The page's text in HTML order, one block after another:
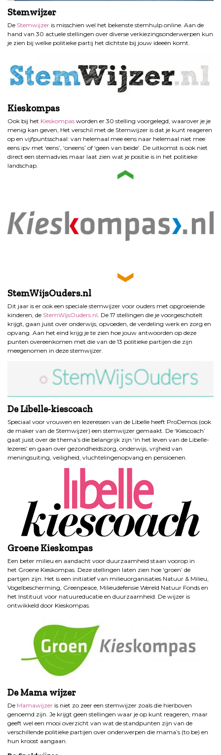
Stemwijzer
De Stemwijzer is misschien wel het bekenste stemhulp online. Aan de
hand van 30 actuele stellingen over diverse verkiezingsonderwerpen kun
je zien bij welke politieke partij het dichtste bij jouw ideeën komt.
Kieskompas
Ook bij het Kieskompas worden er 30 stelling voorgelegd, waarover je je
menig kan geven, Het verschil met de Stemwijzer is dat je kunt reageren
op en vijfpuntsschaal: van helemaal mee eens naar helemaal niet mee
eens ipv met ‘eens’, ‘oneens’ of ‘geen van beide’. De uitkomst is ook niet
direct een stemadvies maar laat zien wat je positie is in het politieke
landschap.
StemWijsOuders.nl
Dit jaar is er ook een speciale stemwijzer voor ouders met opgroeiende
kinderen, de StemWijsOuders.nl. De 17 stellingen die je voorgeschotelt
krijgt, gaan juist over onderwijs, opvoeden, de verdeling werk en zorg en
opvang. Aan het eind krijg je te zien hoe jouw antwoorden op deze
punten overeenkomen met die van de 13 politieke partijen die zijn
meegenomen in deze stemwijzer.
De Libelle-kiescoach
Speciaal voor vrouwen en lezeressen van de Libelle heeft ProDemos (ook
de maker van de Stemwijzer) een stemwijzer gemaakt. De ‘Kiescoach’
gaat juist over de thema’s die belangrijk zijn ‘in het leven van de Libelle-
lezeres’ en gaan over gezondheidszorg, onderwijs, vrijheid van
meningsuiting, veiligheid, vluchtelingenopvang en pensioenen.
Groene Kieskompas
Een beter milieu en aandacht voor duurzaamheid staan voorop in
het Groene Kieskompas. Deze stellingen laten zien hoe ‘groen’ de
partijen zijn. Het is een initiatief van milieuorganisaties Natuur & Milieu,
Vogelbescherming, Greenpeace, Milieudefensie Wereld Natuur Fonds en
het Instituut voor natuureducatie en duurzaamheid. De wijzer is
ontwikkeld door Kieskompas.
De Mama wijzer
De Mamawijzer is niet zo zeer een stemwijzer zoals die hierboven
genoemd zijn. Je krijgt geen stellingen waar je op kunt reageren, maar
geeft wel een mooi overzicht van wat de standpunten zijn van de
verschillende politieke partijen over onderwerpen die mama’s (to be) en
hun kroost aangaan.